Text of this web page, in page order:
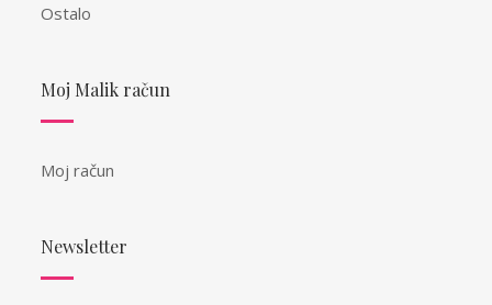
Ostalo
Moj Malik račun
Moj račun
Newsletter